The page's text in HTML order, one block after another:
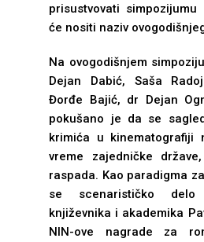
prisustvovati
će nositi naziv
Na ovogodišnjem
Dejan Dabić, Saša
Đorđe Bajić, dr Dejan
pokušano je da se
krimića u kinematografiji
vreme zajedničke
raspada. Kao paradigma
se scenarističko delo
književnika i akademika
NIN-ove nagrade za